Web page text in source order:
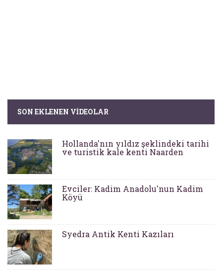
SON EKLENEN VIDEOLAR
Hollanda'nın yıldız şeklindeki tarihi
ve turistik kale kenti Naarden
Evciler: Kadim Anadolu'nun Kadim
Köyü
Syedra Antik Kenti Kazıları